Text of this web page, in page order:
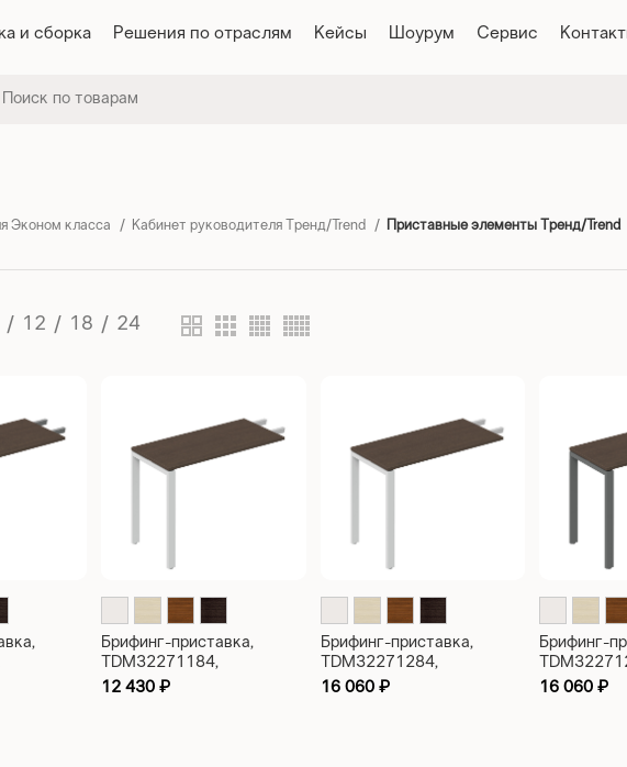
и сборка Решения по отраслям Кейсы Шоурум Сервис
Эконом класса Кабинет руководителя Тренд/Trend Приставные элементы Тренд/Trend
12 18 24
Брифинг-приставка,
TDM32271184,
100x60x75
12 430₽
Брифинг-приставка,
TDM32271284,
140x60x75
16 060 ₽
Брифинг-
140x60x75
16 060₽